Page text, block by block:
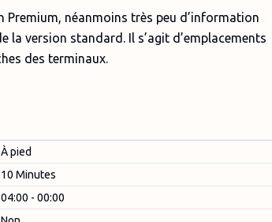
Premium, néanmoins très peu d’information
version standard. Il s’agit d’emplacements
des terminaux.
À pied
10 Minutes
04:00 - 00:00